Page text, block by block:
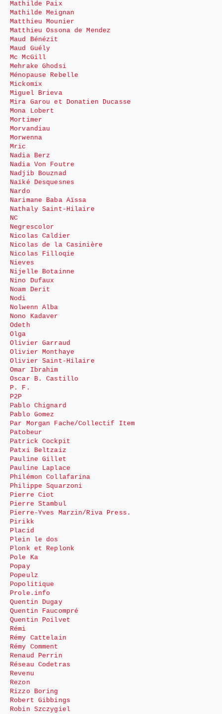
Mathilde Paix
Mathilde Meignan
Matthieu Mounier
Matthieu Ossona de Mendez
Maud Bénézit
Maud Guély
Mc McGill
Mehrake Ghodsi
Ménopause Rebelle
Mickomix
Miguel Brieva
Mira Garou et Donatien Ducasse
Mona Lobert
Mortimer
Morvandiau
Morwenna
Mric
Nadia Berz
Nadia Von Foutre
Nadjib Bouznad
Naïké Desquesnes
Nardo
Narimane Baba Aïssa
Nathaly Saint-Hilaire
NC
Negrescolor
Nicolas Caldier
Nicolas de la Casinière
Nicolas Filloqie
Nieves
Nijelle Botainne
Nino Dufaux
Noam Derit
Nodi
Nolwenn Alba
Nono Kadaver
Odeth
Olga
Olivier Garraud
Olivier Monthaye
Olivier Saint-Hilaire
Omar Ibrahim
Oscar B. Castillo
P. F.
P2P
Pablo Chignard
Pablo Gomez
Par Morgan Fache/Collectif Item
Patobeur
Patrick Cockpit
Patxi Beltzaiz
Pauline Gillet
Pauline Laplace
Philémon Collafarina
Philippe Squarzoni
Pierre Ciot
Pierre Stambul
Pierre-Yves Marzin/Riva Press.
Pirikk
Placid
Plein le dos
Plonk et Replonk
Pole Ka
Popay
Popeulz
Popolitique
Prole.info
Quentin Dugay
Quentin Faucompré
Quentin Poilvet
Rémi
Rémy Cattelain
Rémy Comment
Renaud Perrin
Réseau Codetras
Revenu
Rezon
Rizzo Boring
Robert Gibbings
Robin Szczygiel